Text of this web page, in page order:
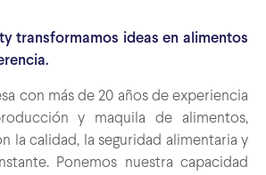
transformamos ideas en alimentos
con más de 20 años de experiencia
y maquila de alimentos,
la calidad, la seguridad alimentaria y
Ponemos nuestra capacidad